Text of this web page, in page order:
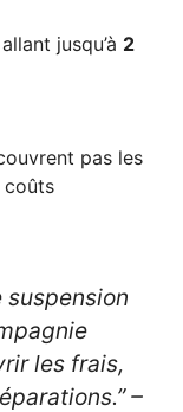
allant jusqu’à 2
pas les
coûts
suspension
les frais,
–